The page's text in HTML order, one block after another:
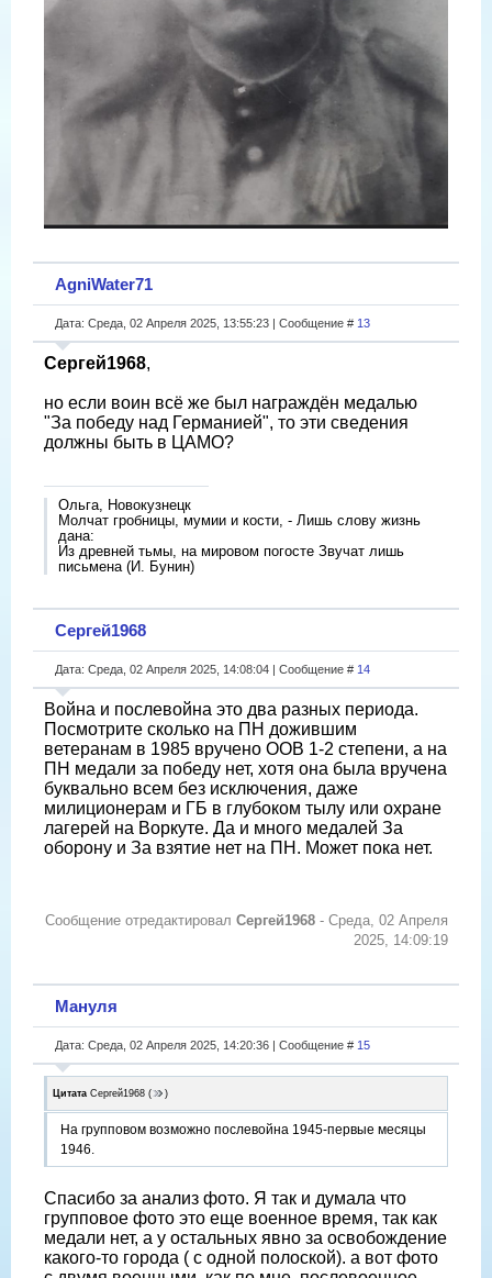
AgniWater71
Дата: Среда, 02 Апреля 2025, 13:55:23 | Сообщение # 13
Сергей1968,
но если воин всë же был награждëн медалью
"За победу над Германией", то эти сведения
должны быть в ЦАМО?
Ольга, Новокузнецк
Молчат гробницы, мумии и кости, - Лишь слову жизнь
дана:
Из древней тьмы, на мировом погосте Звучат лишь
письмена (И. Бунин)
Сергей1968
Дата: Среда, 02 Апреля 2025, 14:08:04 | Сообщение # 14
Война и послевойна это два разных периода.
Посмотрите сколько на ПН дожившим
ветеранам в 1985 вручено ООВ 1-2 степени, а на
ПН медали за победу нет, хотя она была вручена
буквально всем без исключения, даже
милиционерам и ГБ в глубоком тылу или охране
лагерей на Воркуте. Да и много медалей За
оборону и За взятие нет на ПН. Может пока нет.
Сообщение отредактировал Сергей1968 - Среда, 02 Апреля
2025, 14:09:19
Мануля
Дата: Среда, 02 Апреля 2025, 14:20:36 | Сообщение # 15
Цитата Сергей1968 ( )
На групповом возможно послевойна 1945-первые месяцы
1946.
Спасибо за анализ фото. Я так и думала что
групповое фото это еще военное время, так как
медали нет, а у остальных явно за освобождение
какого-то города ( с одной полоской). а вот фото